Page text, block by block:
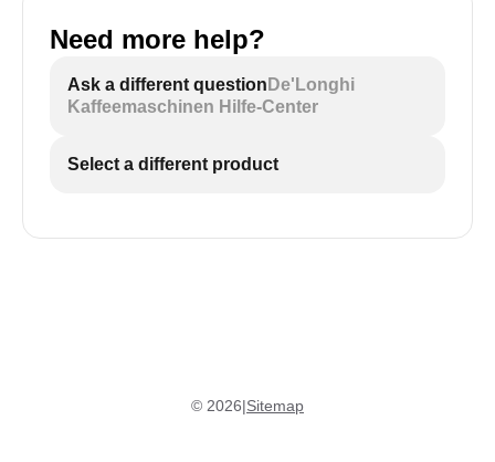
Need more help?
Ask a different question De'Longhi
Kaffeemaschinen Hilfe-Center
Select a different product
© 2026|Sitemap